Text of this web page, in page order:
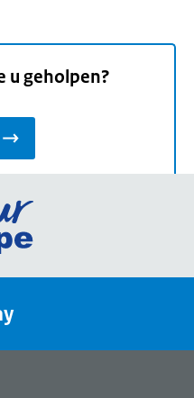
u geholpen?
Ga
de
een